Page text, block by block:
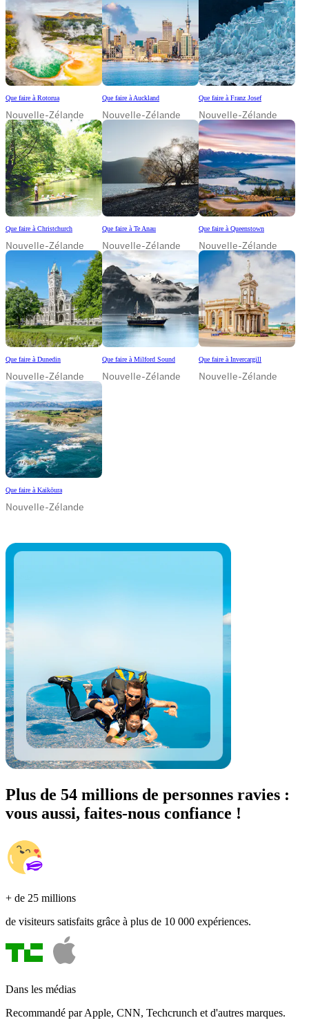
Que faire à Rotorua
Nouvelle-Zélande
Que faire à Auckland
Nouvelle-Zélande
Que faire à Franz Josef
Nouvelle-Zélande
Que faire à Christchurch
Nouvelle-Zélande
Que faire à Te Anau
Nouvelle-Zélande
Que faire à Queenstown
Nouvelle-Zélande
Que faire à Dunedin
Nouvelle-Zélande
Que faire à Milford Sound
Nouvelle-Zélande
Que faire à Invercargill
Nouvelle-Zélande
Que faire à Kaikōura
Nouvelle-Zélande
Plus de 54 millions de personnes ravies :
vous aussi, faites-nous confiance !
+ de 25 millions
de visiteurs satisfaits grâce à plus de 10 000 expériences.
Dans les médias
Recommandé par Apple, CNN, Techcrunch et d'autres marques.